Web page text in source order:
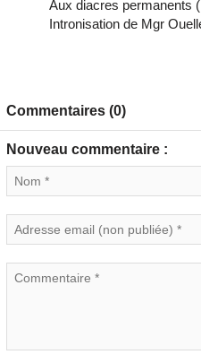
Aux diacres permanents
Intronisation de Mgr
Commentaires (0)
Nouveau commentaire :